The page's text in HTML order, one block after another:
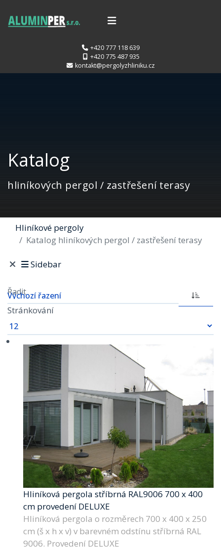
+420 777 118 639
+420 775 487 935
kontakt@pergolyzhliniku.cz
Katalog
hliníkových pergol / zastřešení terasy
Hliníkové pergoly
Katalog hliníkových pergol / zastřešení terasy
Sidebar
Řadit
Stránkování
Hliníková pergola stříbrná RAL9006 700 x 400
cm provedení DELUXE
Hliníková pergola o rozměrech 700 x 400 x 250
cm (š x h x v) v barevném odstínu stříbrná RAL
9006. Provedení DELUXE